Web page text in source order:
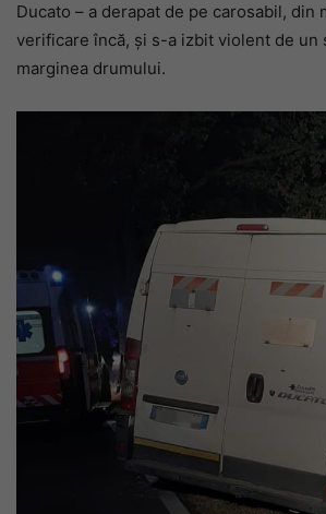
Ducato – a derapat de pe carosabil, din
verificare încă, și s-a izbit violent de un
marginea drumului.